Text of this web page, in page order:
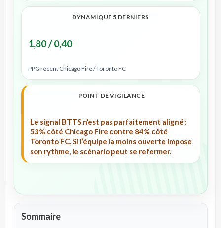
DYNAMIQUE 5 DERNIERS
1,80 / 0,40
PPG récent Chicago Fire / Toronto FC
POINT DE VIGILANCE
Le signal BTTS n’est pas parfaitement aligné :
53% côté Chicago Fire contre 84% côté
Toronto FC. Si l’équipe la moins ouverte impose
son rythme, le scénario peut se refermer.
Sommaire